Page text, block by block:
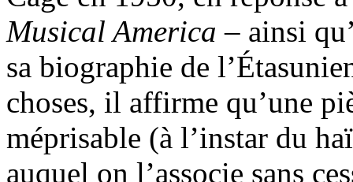
Musical America – ainsi
sa biographie de
choses, il affirme qu’une
méprisable (à l’instar du
auquel on l’associe sans